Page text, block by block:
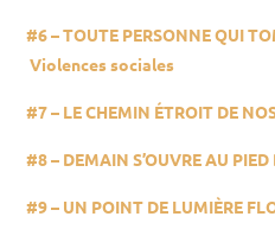
#6 –TOUTE PERSONNE QUI
Violences sociales
#7– LE CHEMIN ÉTROIT DE
#8– DEMAIN S’OUVRE AU PIED
#9 – UN POINT DE LUMIÈRE